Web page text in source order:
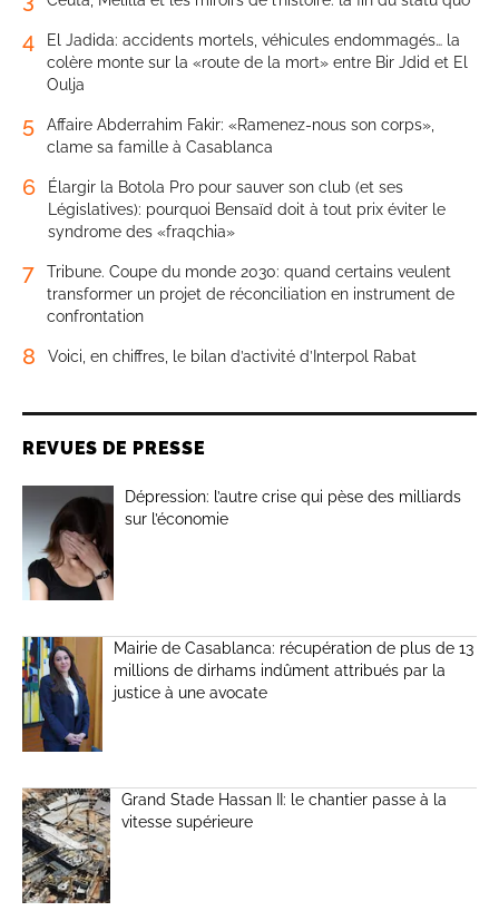
4
El Jadida: accidents mortels, véhicules endommagés… la
colère monte sur la «route de la mort» entre Bir Jdid et El
Oulja
5
Affaire Abderrahim Fakir: «Ramenez-nous son corps»,
clame sa famille à Casablanca
6
Élargir la Botola Pro pour sauver son club (et ses
Législatives): pourquoi Bensaïd doit à tout prix éviter le
syndrome des «fraqchia»
7
Tribune. Coupe du monde 2030: quand certains veulent
transformer un projet de réconciliation en instrument de
confrontation
8 Voici, en chiffres, le bilan d’activité d’Interpol Rabat
REVUES DE PRESSE
Dépression: l’autre crise qui pèse des milliards
sur l’économie
Mairie de Casablanca: récupération de plus de 13
millions de dirhams indûment attribués par la
justice à une avocate
Grand Stade Hassan II: le chantier passe à la
vitesse supérieure